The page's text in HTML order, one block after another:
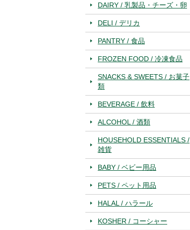
DAIRY / 乳製品・チーズ・卵
DELI / デリカ
PANTRY / 食品
FROZEN FOOD / 冷凍食品
SNACKS & SWEETS / お菓子
類
BEVERAGE / 飲料
ALCOHOL / 酒類
HOUSEHOLD ESSENTIALS /
雑貨
BABY / ベビー用品
PETS / ペット用品
HALAL / ハラール
KOSHER / コーシャー